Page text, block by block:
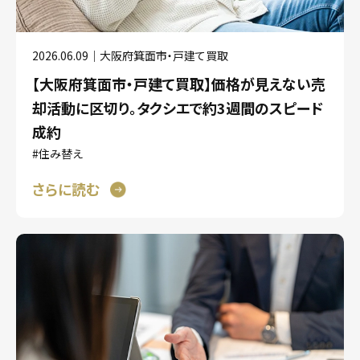
2026.06.09｜大阪府箕面市・戸建て買取
【大阪府箕面市・戸建て買取】価格が見えない売
却活動に区切り。タクシエで約3週間のスピード
成約
#住み替え
さらに読む